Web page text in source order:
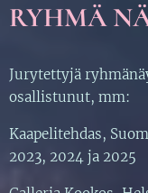
RYHMÄ
Jurytettyjä
osallistunut, mm:
Kaapelitehdas,
2023, 2024 ja 2025